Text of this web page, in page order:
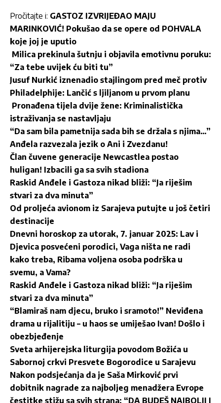
Pročitajte i: GASTOZ IZVRIJEĐAO MAJU
MARINKOVIĆ! Pokušao da se opere od POHVALA
koje joj je uputio
Milica prekinula šutnju i objavila emotivnu poruku:
“Za tebe uvijek ću biti tu”
Jusuf Nurkić iznenadio stajlingom pred meč protiv
Philadelphije: Lančić s ljiljanom u prvom planu
Pronađena tijela dvije žene: Kriminalistička
istraživanja se nastavljaju
“Da sam bila pametnija sada bih se držala s njima…”
Anđela razvezala jezik o Ani i Zvezdanu!
Član čuvene generacije Newcastlea postao
huligan! Izbacili ga sa svih stadiona
Raskid Anđele i Gastoza nikad bliži: “Ja riješim
stvari za dva minuta”
Od proljeća avionom iz Sarajeva putujte u još četiri
destinacije
Dnevni horoskop za utorak, 7. januar 2025: Lav i
Djevica posvećeni porodici, Vaga ništa ne radi
kako treba, Ribama voljena osoba podrška u
svemu, a Vama?
Raskid Anđele i Gastoza nikad bliži: “Ja riješim
stvari za dva minuta”
“Blamiraš nam djecu, bruko i sramoto!” Neviđena
drama u rijalitiju – u haos se umiješao Ivan! Došlo i
obezbjeđenje
Sveta arhijerejska liturgija povodom Božića u
Sabornoj crkvi Presvete Bogorodice u Sarajevu
Nakon podsjećanja da je Saša Mirković prvi
dobitnik nagrade za najboljeg menadžera Evrope
čestitke stižu sa svih strana: “DA BUDEŠ NAJBOLJI I